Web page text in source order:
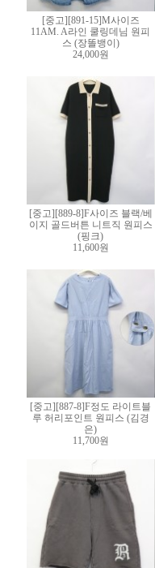
[중고][891-15]M사이즈
11AM. A라인 쿨링데님 원피
스 (장똘뱅이)
24,000원
[중고][889-8]F사이즈 블랙/베
이지 골드버튼 니트직 원피스
(핑크)
11,600원
[중고][887-8]F정도 라이트블
루 허리포인트 원피스 (김경
은)
11,700원